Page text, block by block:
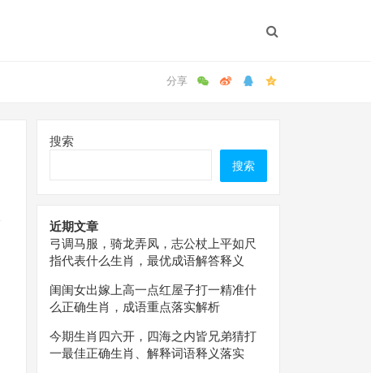
搜索
搜索
近期文章
弓调马服，骑龙弄凤，志公杖上平如尺
指代表什么生肖，最优成语解答释义
闺闺女出嫁上高一点红屋子打一精准什
么正确生肖，成语重点落实解析
今期生肖四六开，四海之内皆兄弟猜打
一最佳正确生肖、解释词语释义落实